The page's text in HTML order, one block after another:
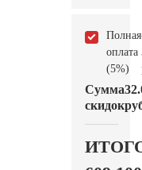
Полная
оплата
(5%)
Сумма
скидок